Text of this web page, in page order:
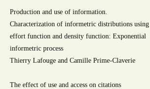
Production and use of information.
Characterization of informetric distributions using
effort function and density function: Exponential
informetric process
Thierry Lafouge and Camille Prime-Claverie
The effect of use and access on citations